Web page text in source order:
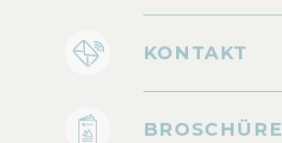
KONTAKT
BROSCHÜRE